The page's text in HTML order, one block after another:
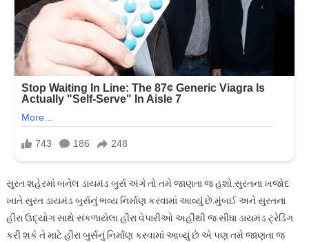
સુરત શહેરમાં બનેલ ડાયમંડ બુર્સ અંગે તો તમે જાણતા જ હશો.સુરતના ખજોદ
ખાતે સુરત ડાયમંડ બુર્સનું ભવ્ય નિર્માણ કરવામાં આવ્યું છે.મુંબઈ અને સુરતના
હીરા ઉદ્યોગ સાથે સંકળાયેલા હીરા વેપારીઓ અહીંથી જ સીધા ડાયમંડ ટ્રેડિંગ
કરી શકે તે માટે હીરા બુર્સનું નિર્માણ કરવામાં આવ્યું છે એ પણ તમે જાણતા જ